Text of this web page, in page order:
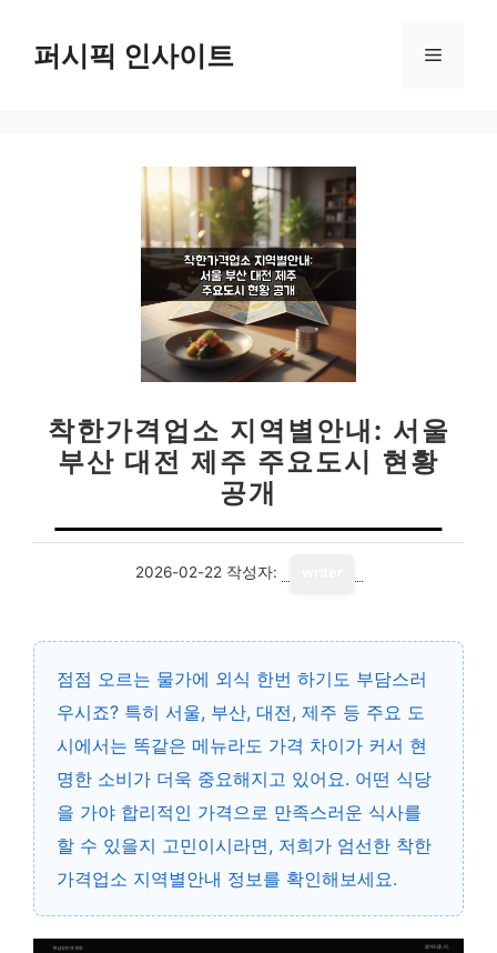
퍼시픽 인사이트 메
착한가격업소 지역별안내: 서울
부산 대전 제주 주요도시 현황
공개
2026-02-22 작성자:
점점 오르는 물가에 외식 한번 하기도 부담스러
우시죠? 특히 서울, 부산, 대전, 제주 등 주요 도
시에서는 똑같은 메뉴라도 가격 차이가 커서 현
명한 소비가 더욱 중요해지고 있어요. 어떤 식당
을 가야 합리적인 가격으로 만족스러운 식사를
할 수 있을지 고민이시라면, 저희가 엄선한 착한
가격업소 지역별안내 정보를 확인해보세요.